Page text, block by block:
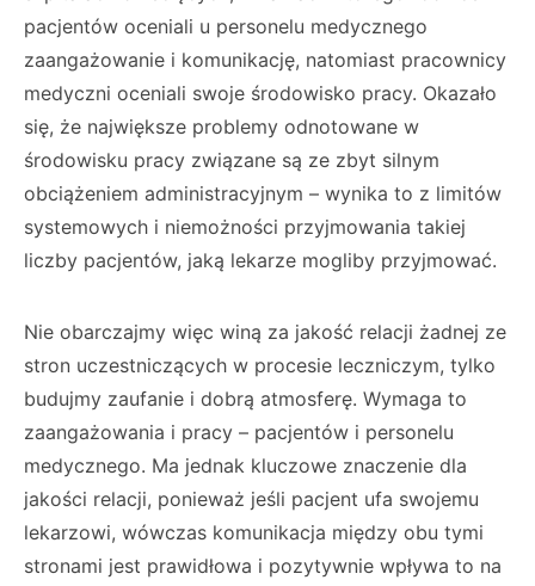
pacjentów oceniali u personelu medycznego
zaangażowanie i komunikację, natomiast pracownicy
medyczni oceniali swoje środowisko pracy. Okazało
się, że największe problemy odnotowane w
środowisku pracy związane są ze zbyt silnym
obciążeniem administracyjnym – wynika to z limitów
systemowych i niemożności przyjmowania takiej
liczby pacjentów, jaką lekarze mogliby przyjmować.
Nie obarczajmy więc winą za jakość relacji żadnej ze
stron uczestniczących w procesie leczniczym, tylko
budujmy zaufanie i dobrą atmosferę. Wymaga to
zaangażowania i pracy – pacjentów i personelu
medycznego. Ma jednak kluczowe znaczenie dla
jakości relacji, ponieważ jeśli pacjent ufa swojemu
lekarzowi, wówczas komunikacja między obu tymi
stronami jest prawidłowa i pozytywnie wpływa to na